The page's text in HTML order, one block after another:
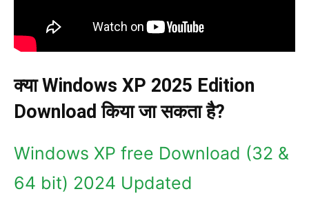
क्या Windows XP 2025 Edition
Download किया जा सकता है?
Windows XP free Download (32 &
64 bit) 2024 Updated